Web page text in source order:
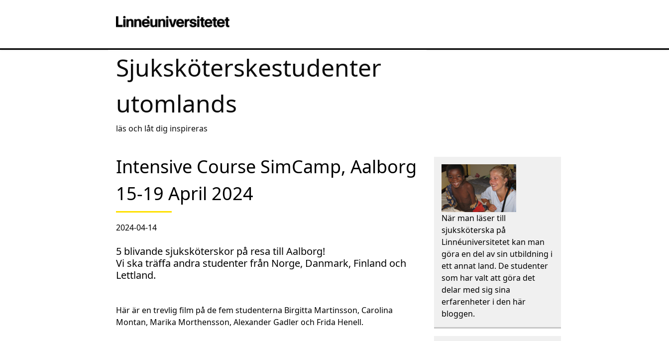
Sjuksköterskestudenter
utomlands
läs och låt dig inspireras
Intensive Course SimCamp, Aalborg
15-19 April 2024
2024-04-14
5 blivande sjuksköterskor på resa till Aalborg!
Vi ska träffa andra studenter från Norge, Danmark, Finland och
Lettland.
Här är en trevlig film på de fem studenterna Birgitta Martinsson, Carolina
Montan, Marika Morthensson, Alexander Gadler och Frida Henell.
När man läser till
sjuksköterska på
Linnéuniversitetet kan man
göra en del av sin utbildning i
ett annat land. De studenter
som har valt att göra det
delar med sig sina
erfarenheter i den här
bloggen.